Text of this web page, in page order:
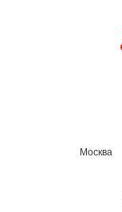
Москва